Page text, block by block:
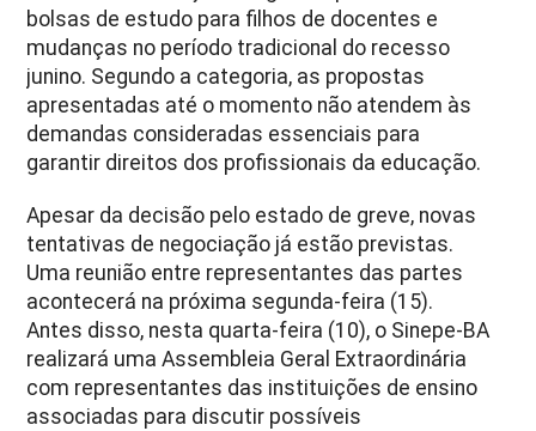
bolsas de estudo para filhos de docentes e
mudanças no período tradicional do recesso
junino. Segundo a categoria, as propostas
apresentadas até o momento não atendem às
demandas consideradas essenciais para
garantir direitos dos profissionais da educação.
Apesar da decisão pelo estado de greve, novas
tentativas de negociação já estão previstas.
Uma reunião entre representantes das partes
acontecerá na próxima segunda-feira (15).
Antes disso, nesta quarta-feira (10), o Sinepe-BA
realizará uma Assembleia Geral Extraordinária
com representantes das instituições de ensino
associadas para discutir possíveis